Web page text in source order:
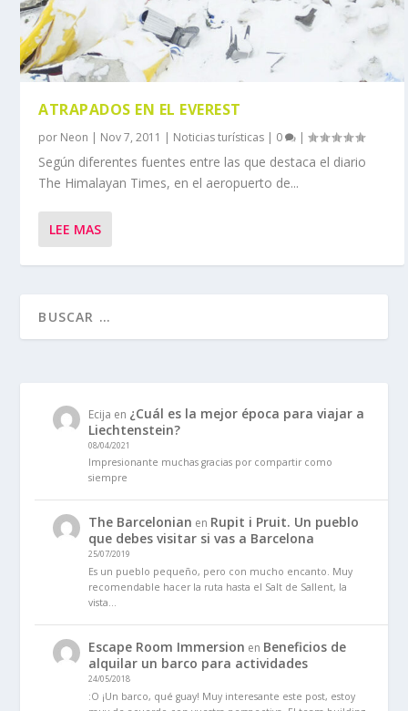
ATRAPADOS EN EL EVEREST
por Neon | Nov 7, 2011 | Noticias turísticas | 0 |
Según diferentes fuentes entre las que destaca el diario
The Himalayan Times, en el aeropuerto de...
LEE MAS
Ecija en ¿Cuál es la mejor época para viajar a
Liechtenstein?
08/04/2021
Impresionante muchas gracias por compartir como
siempre
The Barcelonian en Rupit i Pruit. Un pueblo
que debes visitar si vas a Barcelona
25/07/2019
Es un pueblo pequeño, pero con mucho encanto. Muy
recomendable hacer la ruta hasta el Salt de Sallent, la
vista…
Escape Room Immersion en Beneficios de
alquilar un barco para actividades
24/05/2018
:O ¡Un barco, qué guay! Muy interesante este post, estoy